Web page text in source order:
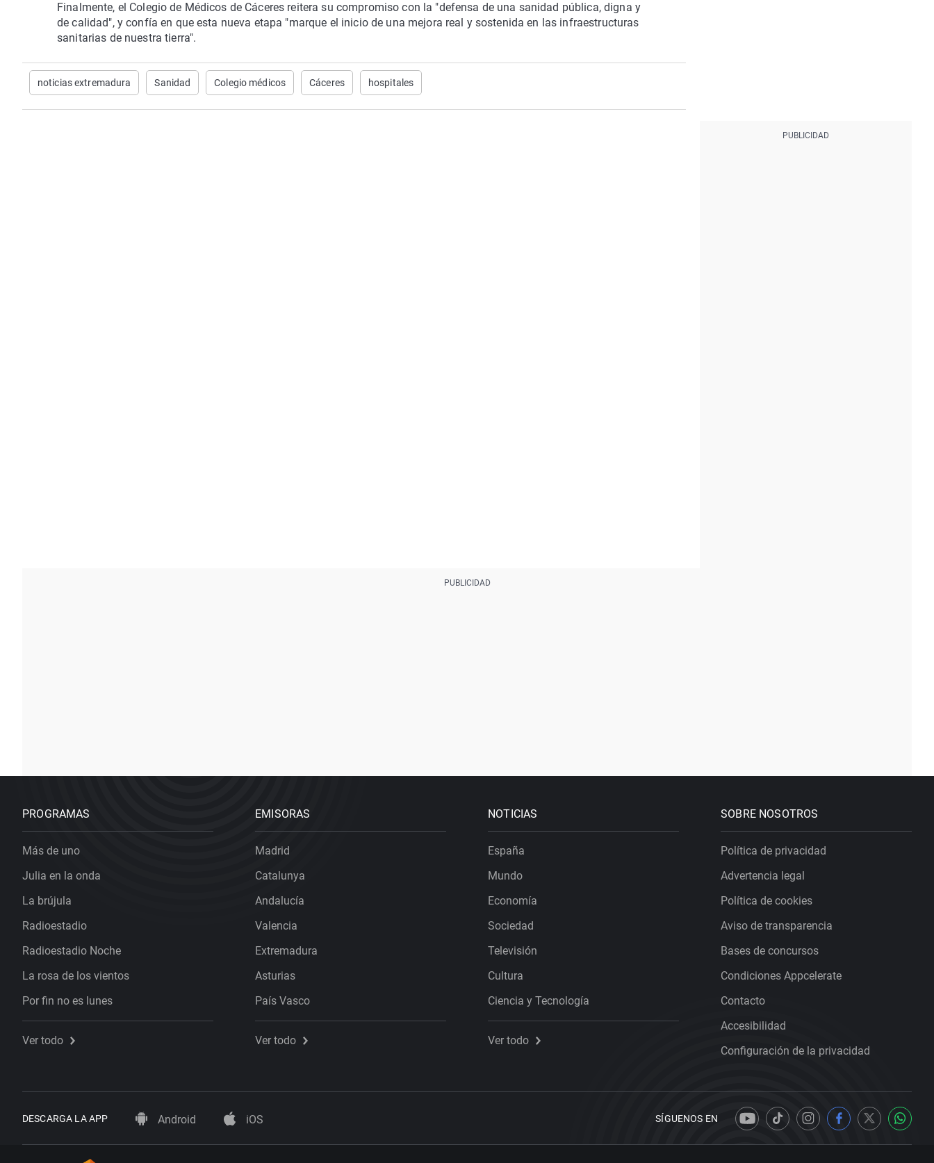
Finalmente, el Colegio de Médicos de Cáceres reitera su compromiso con la "defensa de una sanidad pública, digna y
de calidad", y confía en que esta nueva etapa "marque el inicio de una mejora real y sostenida en las infraestructuras
sanitarias de nuestra tierra".
noticias extremadura Sanidad Colegio médicos Cáceres hospitales
PROGRAMAS
Más de uno
Julia en la onda
La brújula
Radioestadio
Radioestadio Noche
La rosa de los vientos
Por fin no es lunes
Ver todo
EMISORAS
Madrid
Catalunya
Andalucía
Valencia
Extremadura
Asturias
País Vasco
Ver todo
NOTICIAS
España
Mundo
Economía
Sociedad
Televisión
Cultura
Ciencia y Tecnología
Ver todo
SOBRE NOSOTROS
Política de privacidad
Advertencia legal
Política de cookies
Aviso de transparencia
Bases de concursos
Condiciones Appcelerate
Contacto
Accesibilidad
Configuración de la privacidad
DESCARGA LA APP Android iOS SÍGUENOS EN